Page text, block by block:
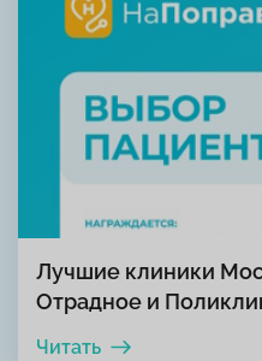
Лучшие клиники
Отрадное и
Читать